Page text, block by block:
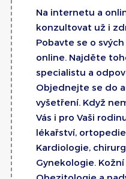
Na internetu a
konzultovat už i
Pobavte se o
online. Najděte
specialistu a
Objednejte se do
vyšetření. Když
Vás i pro Vaši
lékařství,
Kardiologie,
Gynekologie.